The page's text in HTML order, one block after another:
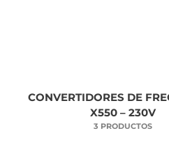
CONVERTIDORES DE
X550 – 230V
3 PRODUCTOS